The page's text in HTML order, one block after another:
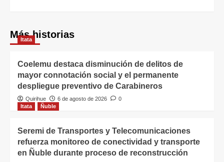
Más historias
Itata
Coelemu destaca disminución de delitos de
mayor connotación social y el permanente
despliegue preventivo de Carabineros
Quirihue 6 de agosto de 2026
0
Itata
Ñuble
Seremi de Transportes y Telecomunicaciones
refuerza monitoreo de conectividad y transporte
en Ñuble durante proceso de reconstrucción